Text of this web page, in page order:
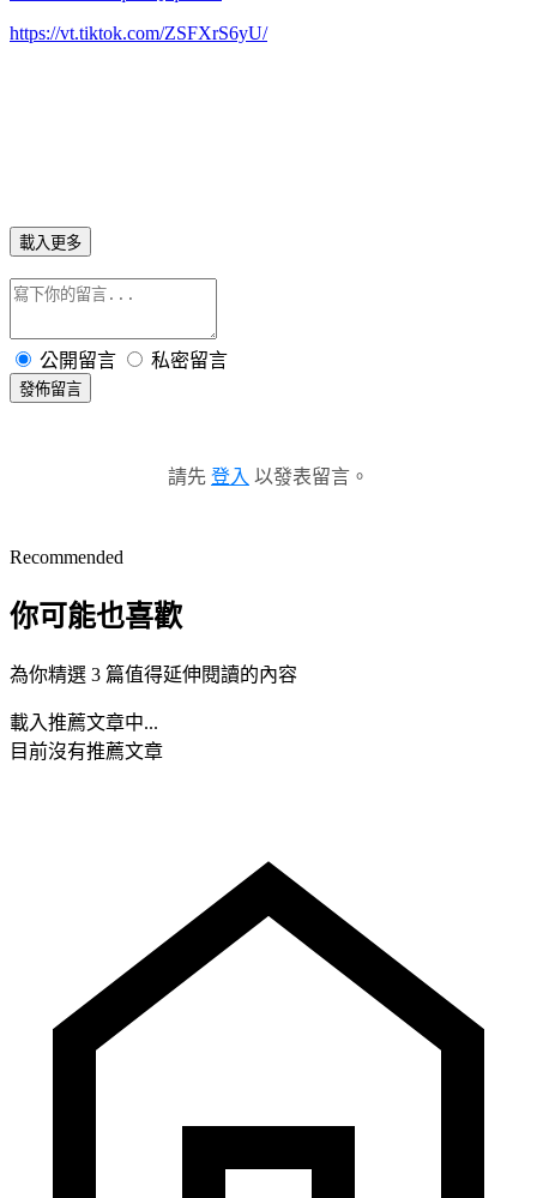
https://vt.tiktok.com/ZSFXrS6yU/
載入更多
公開留言 私密留言
發佈留言
請先 登入 以發表留言。
Recommended
你可能也喜歡
為你精選 3 篇值得延伸閱讀的內容
載入推薦文章中...
目前沒有推薦文章